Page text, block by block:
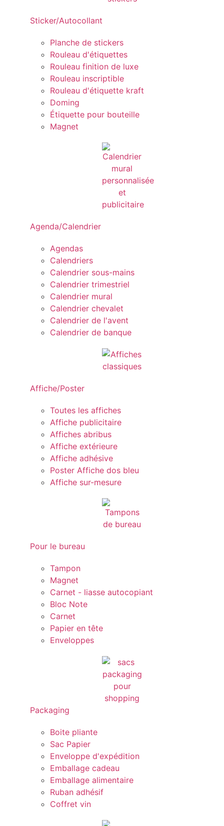
Sticker/Autocollant
Planche de stickers
Rouleau d'étiquettes
Rouleau finition de luxe
Rouleau inscriptible
Rouleau d'étiquette kraft
Doming
Étiquette pour bouteille
Magnet
Agenda/Calendrier
Agendas
Calendriers
Calendrier sous-mains
Calendrier trimestriel
Calendrier mural
Calendrier chevalet
Calendrier de l'avent
Calendrier de banque
Affiche/Poster
Toutes les affiches
Affiche publicitaire
Affiches abribus
Affiche extérieure
Affiche adhésive
Poster Affiche dos bleu
Affiche sur-mesure
Pour le bureau
Tampon
Magnet
Carnet - liasse autocopiant
Bloc Note
Carnet
Papier en tête
Enveloppes
Packaging
Boite pliante
Sac Papier
Enveloppe d'expédition
Emballage cadeau
Emballage alimentaire
Ruban adhésif
Coffret vin